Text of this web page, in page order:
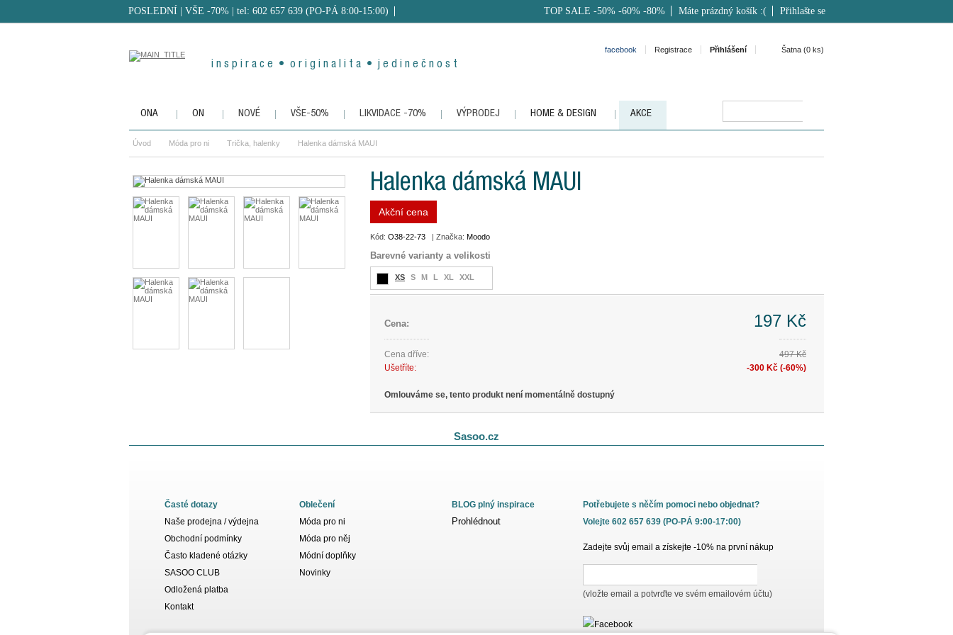
i n s p i r a c e • o r i g i n a l i t a • j e d i n e č n o s t
POSLEDNÍ | VŠE -70%| tel: 602 657 639 (PO-PÁ 8:00-15:00) TOP SALE -50% -60% -80% Máte prázdný košík :( Přihlašte se
facebook Registrace Přihlášení Šatna (0 ks)
ONA ON NOVÉ VŠE-50% LIKVIDACE -70% VÝPRODEJ HOME & DESIGN AKCE
Úvod Móda pro ni Trička, halenky Halenka dámská MAUI
Halenka dámská MAUI
Akční cena
Kód: O38-22-73 | Značka: Moodo
Barevné varianty a velikosti
XS S M L XL XXL
Cena: 197 Kč
Cena dříve:
497 Kč
Ušetříte:
-300 Kč (-60%)
Omlouváme se, tento produkt není momentálně dostupný
Sasoo.cz
Časté dotazy
Naše prodejna / výdejna
Obchodní podmínky
Často kladené otázky
SASOO CLUB
Odložená platba
Kontakt
Oblečení
Móda pro ni
Móda pro něj
Módní doplňky
Novinky
BLOG plný inspirace
Prohlédnout
Potřebujete s něčím pomoci nebo objednat?
Volejte 602 657 639 (PO-PÁ 9:00-17:00)
Zadejte svůj email a získejte -10% na první nákup
(vložte email a potvrďte ve svém emailovém účtu)